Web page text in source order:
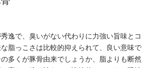
逸で、臭いがない代わりに力強い旨味とコ
脂っこさは比較的抑えられて、良い意味で
多くが豚骨由来でしょうか、脂よりも断然